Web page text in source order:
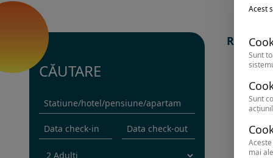
CĂUTARE
Acest
Sunt
Sunt
mai